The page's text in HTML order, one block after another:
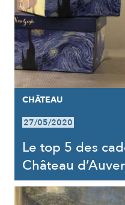
CHÂTEAU
27/05/2020
Le top 5 des
Château